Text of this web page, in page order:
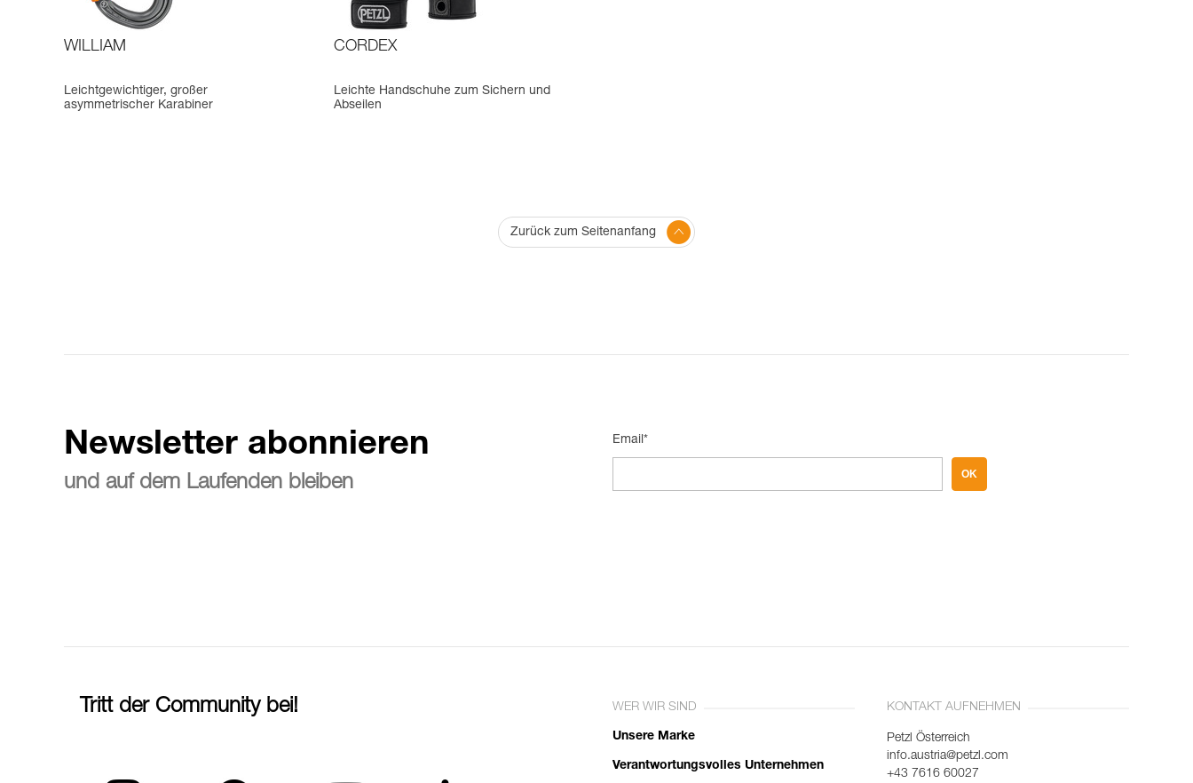
WILLIAM
Leichtgewichtiger, großer
asymmetrischer Karabiner
CORDEX
Leichte Handschuhe zum Sichern und
Abseilen
Zurück zum Seitenanfang
Newsletter abonnieren
und auf dem Laufenden bleiben
Email*
OK
Tritt der Community bei! WER WIR SIND
Unsere Marke
Verantwortungsvolles Unternehmen
KONTAKT AUFNEHMEN
Petzl Österreich
info.austria@petzl.com
+43 7616 60027